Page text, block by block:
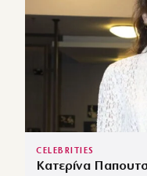
CELEBRITIES
Κατερίνα